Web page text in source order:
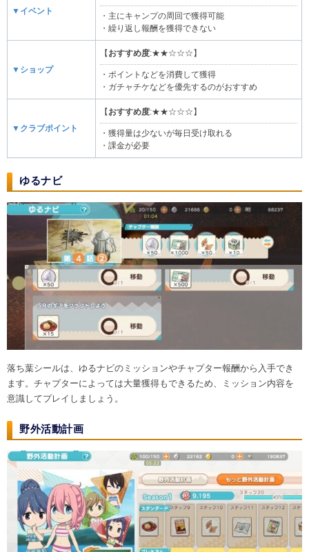
▼イベント
・主にキャンプの周回で獲得可能
・繰り返し報酬を獲得できない
▼ショップ
【 おすすめ度:★★☆☆☆】
・ポイントなどを消費して獲得
・ガチャチケなどを優先するのがおすすめ
▼クラブポイント
【 おすすめ度:★★☆☆☆】
・獲得量は少ないが毎日受け取れる
・課金が必要
ゆるナビ
落ち葉シールは、ゆるナビのミッションやチャプター報酬から入手でき
ます。チャプターによっては大量獲得もできるため、ミッション内容を
意識してプレイしましょう。
野外活動計画